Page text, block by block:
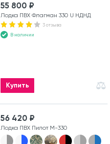
55 800 ₽
Лодка ПВХ Флагман 330 U НДНД
3 отзыва
В наличии
Купить
56 420 ₽
Лодка ПВХ Пилот М-330